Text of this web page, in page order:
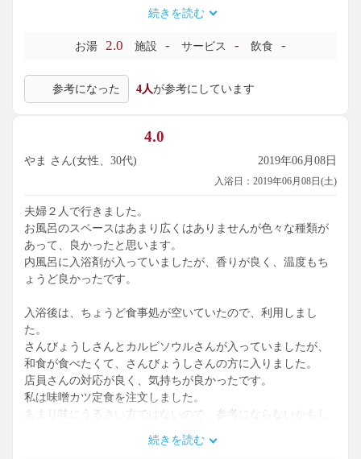
のあたりを中心に楽しめば幸せになること間違いなしです
続きを読む
お湯 2.0 施設 - サービス - 飲食 -
参考になった 4人が参考にしています
4.0
やま さん(女性、30代) 2019年06月08日
入浴日：2019年06月08日(土)
夫婦２人で行きました。
お風呂のスペースはあまり広くはありませんが色々な種類が
あって、良かったと思います。
内風呂に入浴剤が入っていましたが、香りが良く、温度もち
ょうど良かったです。
入浴後は、ちょうど食事処が空いていたので、利用しまし
た。
さんびょうしさんとカルビソウルさんが入っていましたが、
和食が食べたくて、さんびょうしさんの方に入りました。
店員さんの対応が良く、気持ちが良かったです。
私は味噌カツ定食を注文しました。
あまり味にうるさい方ではないので、参考にならないかもし
れませんが、私は食べやすく、美味しかったです。
また機会があれば利用したいと思います。
続きを読む